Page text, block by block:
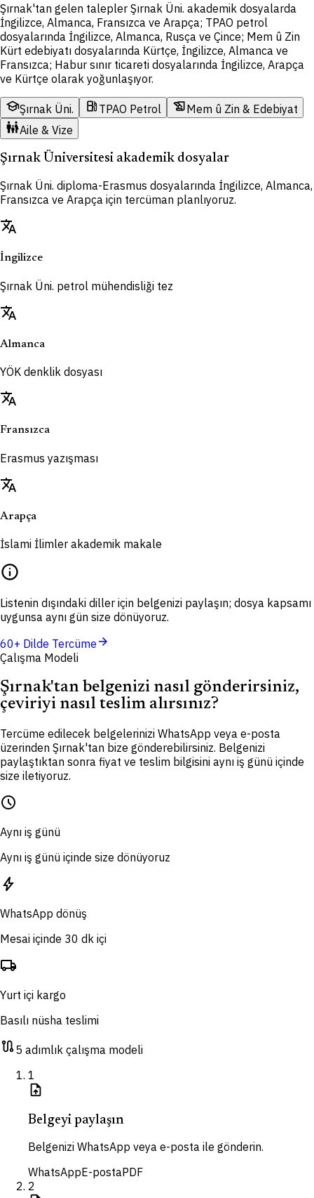
Şırnak'tan gelen talepler Şırnak Üni. akademik dosyalarda
İngilizce, Almanca, Fransızca ve Arapça; TPAO petrol
dosyalarında İngilizce, Almanca, Rusça ve Çince; Mem û Zin
Kürt edebiyatı dosyalarında Kürtçe, İngilizce, Almanca ve
Fransızca; Habur sınır ticareti dosyalarında İngilizce, Arapça
ve Kürtçe olarak yoğunlaşıyor.
schoolŞırnak Üni. local_gas_station TPAO Petrol history_eduMem û Zin & Edebiyat
family_restroomAile & Vize
Şırnak Üniversitesi akademik dosyalar
Şırnak Üni. diploma-Erasmus dosyalarında İngilizce, Almanca,
Fransızca ve Arapça için tercüman planlıyoruz.
translate
İngilizce
Şırnak Üni. petrol mühendisliği tez
translate
Almanca
YÖK denklik dosyası
translate
Fransızca
Erasmus yazışması
translate
Arapça
İslami İlimler akademik makale
info
Listenin dışındaki diller için belgenizi paylaşın; dosya kapsamı
uygunsa aynı gün size dönüyoruz.
60+ Dilde Tercüme arrow_forward
Çalışma Modeli
Şırnak'tan belgenizi nasıl gönderirsiniz,
çeviriyi nasıl teslim alırsınız?
Tercüme edilecek belgelerinizi WhatsApp veya e-posta
üzerinden Şırnak'tan bize gönderebilirsiniz. Belgenizi
paylaştıktan sonra fiyat ve teslim bilgisini aynı iş günü içinde
size iletiyoruz.
schedule
Aynı iş günü
Aynı iş günü içinde size dönüyoruz
bolt
WhatsApp dönüş
Mesai içinde 30 dk içi
local_shipping
Yurt içi kargo
Basılı nüsha teslimi
route5 adımlık çalışma modeli
1
upload_file
Belgeyi paylaşın
Belgenizi WhatsApp veya e-posta ile gönderin.
WhatsAppE-postaPDF
2